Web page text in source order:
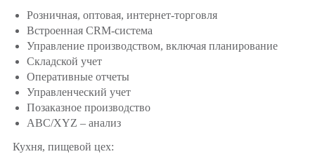
Розничная, оптовая, интернет-торговля
Встроенная CRM-система
Управление производством, включая планирование
Складской учет
Оперативные отчеты
Управленческий учет
Позаказное производство
ABC/XYZ – анализ
Кухня, пищевой цех: